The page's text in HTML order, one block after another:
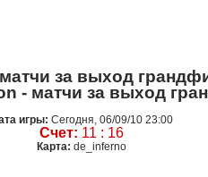
игры: Сегодня, 06/09/10 23:00
Счет: 11 : 16
Карта: de_inferno